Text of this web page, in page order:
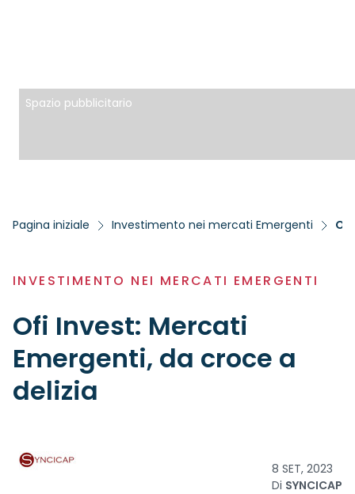
Spazio pubblicitario
Pagina iniziale Investimento nei mercati Emergenti
INVESTIMENTO NEI MERCATI EMERGENTI
Ofi Invest: Mercati
Emergenti, da croce a
delizia
8 SET, 2023
Di SYNCICAP